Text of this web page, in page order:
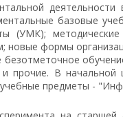
деятельности в
базовые
(УМК);
новые формы
безотметочное
прочие. В
предметы -